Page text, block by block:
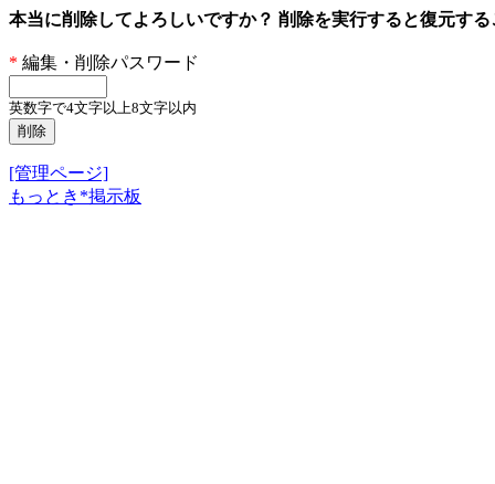
本当に削除してよろしいですか？ 削除を実行すると復元す
* 編集・削除パスワード
英数字で4文字以上8文字以内
[管理ページ]
もっとき*掲示板